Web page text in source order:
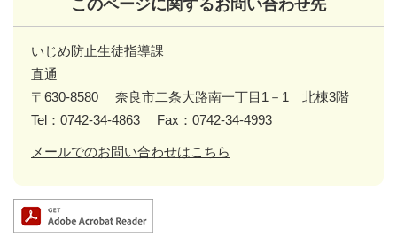
このページに関するお問い合わせ先
いじめ防止生徒指導課
直通
〒630-8580
奈良市二条大路南一丁目1－1 北棟3階
Tel：0742-34-4863
Fax：0742-34-4993
メールでのお問い合わせはこちら